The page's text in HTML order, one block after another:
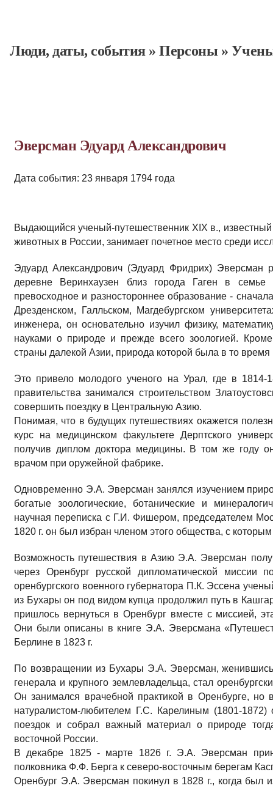
Люди, даты, cобытия»Персоны »
Эверсман Эдуард Александрович
Дата события: 23 января 1794 года
Выдающийся ученый-путешественник XIX в., известный
животных в России, занимает почетное место среди
Эдуард Александрович (Эдуард Фридрих) Эверсман
деревне Веринхаузен близ города Гаген в семье
превосходное и разностороннее образование -
Дрезденском, Галльском, Магдебургском
инженера, он основательно изучил физику,
науками о природе и прежде всего зоологией.
страны далекой Азии, природа которой была в то время
Это привело молодого ученого на Урал, где в 1814-
правительства занимался строительством
совершить поездку в Центральную Азию.
Понимая, что в будущих путешествиях окажется
курс на медицинском факультете Дерптского
получив диплом доктора медицины. В том же году
врачом при оружейной фабрике.
Одновременно Э.А. Эверсман занялся изучением
богатые зоологические, ботанические и
научная переписка с Г.И. Фишером, председателем
1820 г. он был избран членом этого общества, с
Возможность путешествия в Азию Э.А. Эверсман
через Оренбург русской дипломатической
оренбургского военного губернатора П.К. Эссена
из Бухары он под видом купца продолжил путь в
пришлось вернуться в Оренбург вместе с миссией,
Они были описаны в книге Э.А. Эверсмана
Берлине в 1823 г.
По возвращении из Бухары Э.А. Эверсман,
генерала и крупного землевладельца, стал
Он занимался врачебной практикой в Оренбурге, но
натуралистом-любителем Г.С. Карелиным (1801-1872)
поездок и собрал важный материал о природе
восточной России.
В декабре 1825 - марте 1826 г. Э.А. Эверсман
полковника Ф.Ф. Берга к северо-восточным берегам
Оренбург Э.А. Эверсман покинул в 1828 г., когда был